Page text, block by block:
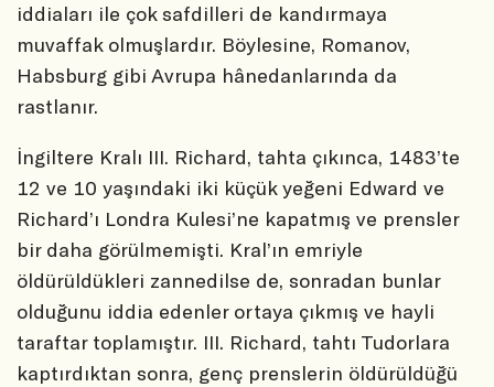
iddiaları ile çok safdilleri de kandırmaya
muvaffak olmuşlardır. Böylesine, Romanov,
Habsburg gibi Avrupa hânedanlarında da
rastlanır.
İngiltere Kralı III. Richard, tahta çıkınca, 1483’te
12 ve 10 yaşındaki iki küçük yeğeni Edward ve
Richard’ı Londra Kulesi’ne kapatmış ve prensler
bir daha görülmemişti. Kral’ın emriyle
öldürüldükleri zannedilse de, sonradan bunlar
olduğunu iddia edenler ortaya çıkmış ve hayli
taraftar toplamıştır. III. Richard, tahtı Tudorlara
kaptırdıktan sonra, genç prenslerin öldürüldüğü